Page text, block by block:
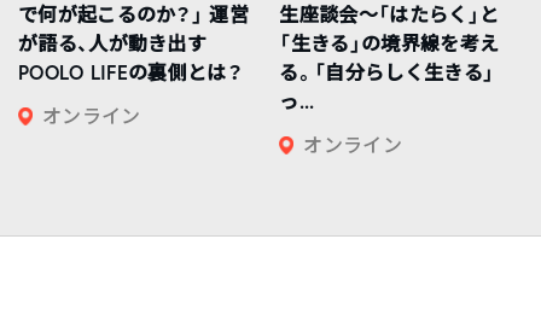
で何が起こるのか？」 運営
が語る、人が動き出す
POOLO LIFEの裏側とは？
オンライン
生座談会〜「はたらく」と
「生きる」の境界線を考え
る。「自分らしく生きる」
っ...
オンライン